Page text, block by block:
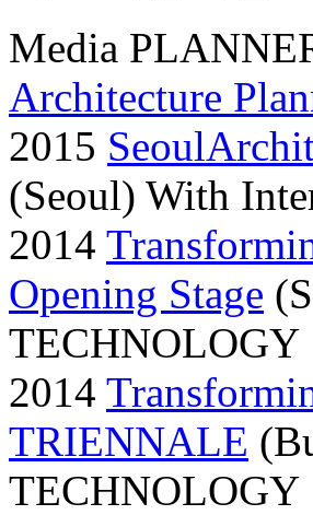
Media
Architecture
2015
(Seoul) With
2014
Opening Stage
TECHNOLOGY
2014
TRIENNALE
TECHNOLOGY